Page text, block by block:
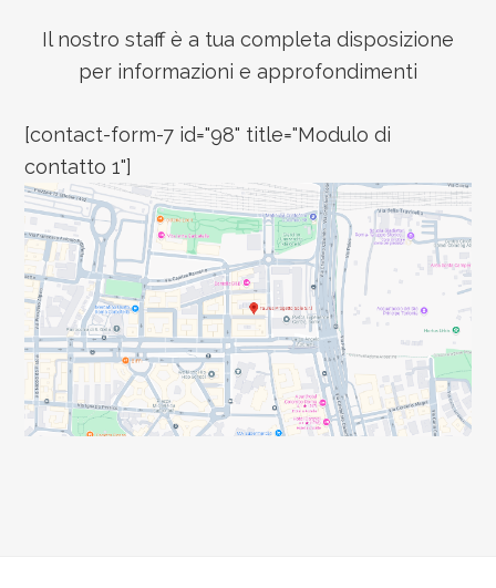
Il nostro staff è a tua completa disposizione
per informazioni e approfondimenti
[contact-form-7 id="98" title="Modulo di
contatto 1"]